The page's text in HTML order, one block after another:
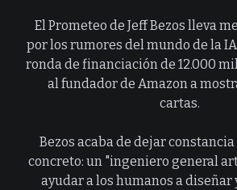
El Prometeo de Jeff Bezos lleva
por los rumores del mundo de la
ronda de financiación de 12.000
al fundador de Amazon a
cartas.
Bezos acaba de dejar
concreto: un "ingeniero general
ayudar a los humanos a diseñar